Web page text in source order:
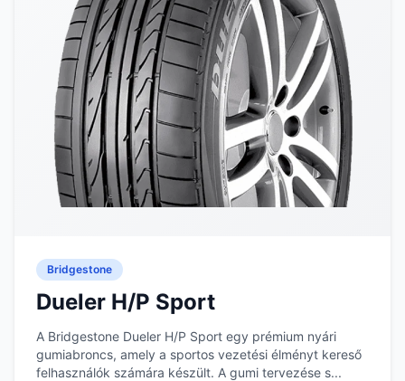
Bridgestone
Dueler H/P Sport
A Bridgestone Dueler H/P Sport egy prémium nyári
gumiabroncs, amely a sportos vezetési élményt kereső
felhasználók számára készült. A gumi tervezése s...